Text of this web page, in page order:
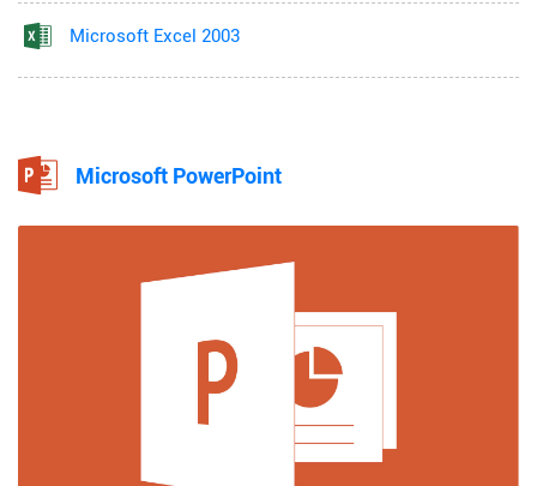
Microsoft Excel 2003
Microsoft PowerPoint